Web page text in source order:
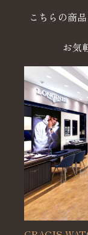
こちらの商
お気